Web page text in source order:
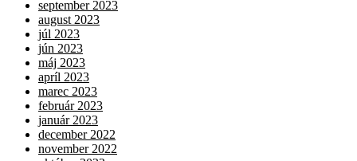
september 2023
august 2023
júl 2023
jún 2023
máj 2023
apríl 2023
marec 2023
február 2023
január 2023
december 2022
november 2022